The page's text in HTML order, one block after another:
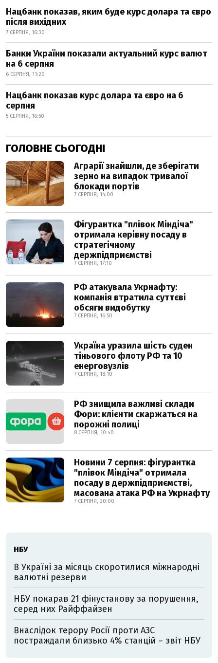
Нацбанк показав, яким буде курс долара та євро
після вихідних
7 СЕРПНЯ, 16:30
Банки України показали актуальний курс валют
на 6 серпня
6 СЕРПНЯ, 11:20
Нацбанк показав курс долара та євро на 6
серпня
5 СЕРПНЯ, 16:50
ГОЛОВНЕ СЬОГОДНІ
Аграрії знайшли, де зберігати
зерно на випадок тривалої
блокади портів
7 СЕРПНЯ, 14:00
Фігурантка "плівок Міндіча"
отримала керівну посаду в
стратегічному
держпідприємстві
7 СЕРПНЯ, 17:10
РФ атакувала Укрнафту:
компанія втратила суттєві
обсяги видобутку
7 СЕРПНЯ, 16:50
Україна уразила шість суден
тіньового флоту РФ та 10
енерговузлів
7 СЕРПНЯ, 18:10
РФ знищила важливі склади
Фори: клієнти скаржаться на
порожні полиці
8 СЕРПНЯ, 10:40
Новини 7 серпня: фігурантка
"плівок Міндіча" отримала
посаду в держпідприємстві,
масована атака РФ на Укрнафту
7 СЕРПНЯ, 20:00
НБУ
В Україні за місяць скоротилися міжнародні
валютні резерви
НБУ покарав 21 фінустанову за порушення,
серед них Райффайзен
Внаслідок терору Росії проти АЗС
постраждали близько 4% станцій – звіт НБУ